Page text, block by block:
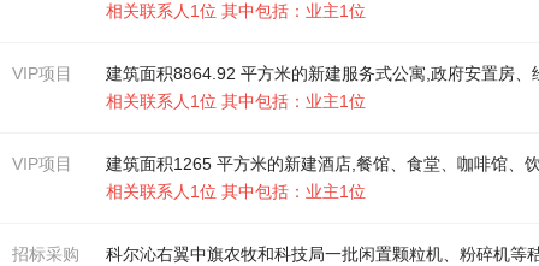
相关联系人1位 其中包括：业主1位
VIP项目
相关联系人1位 其中包括：业主1位
VIP项目
建筑面积1265 平方米的新建酒店,餐馆、食堂、咖啡馆、
相关联系人1位 其中包括：业主1位
招标采购